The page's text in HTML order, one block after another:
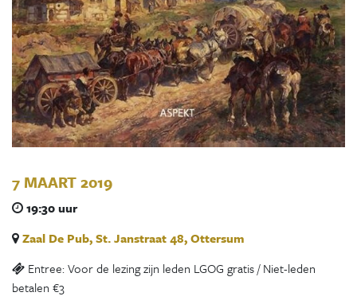
7 MAART 2019
19:30 uur
Zaal De Pub, St. Janstraat 48, Ottersum
Entree: Voor de lezing zijn leden LGOG gratis / Niet-leden
betalen €3